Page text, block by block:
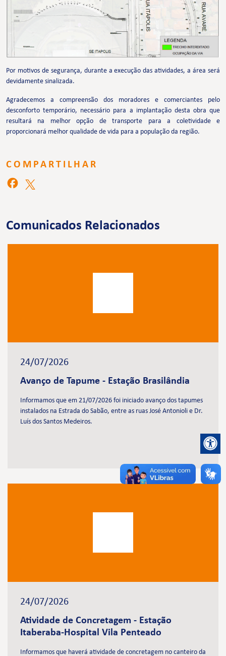
Por motivos de segurança, durante a execução das atividades, a área será
devidamente sinalizada.
Agradecemos a compreensão dos moradores e comerciantes pelo
desconforto temporário, necessário para a implantação desta obra que
resultará na melhor opção de transporte para a coletividade e
proporcionará melhor qualidade de vida para a população da região.
COMPARTILHAR
Comunicados Relacionados
24/07/2026
Avanço de Tapume - Estação Brasilândia
Informamos que em 21/07/2026 foi iniciado avanço dos tapumes
instalados na Estrada do Sabão, entre as ruas José Antonioli e Dr.
Luís dos Santos Medeiros.
24/07/2026
Atividade de Concretagem - Estação
Itaberaba-Hospital Vila Penteado
Informamos que haverá atividade de concretagem no canteiro da